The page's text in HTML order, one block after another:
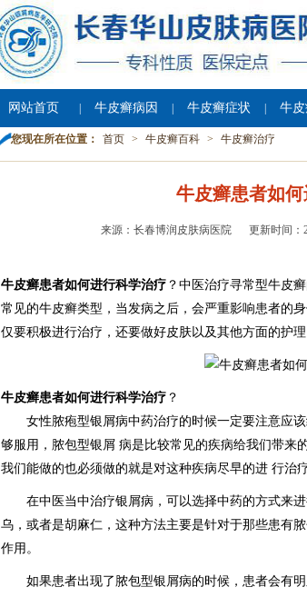
网站首页 牛皮癣病因 牛皮癣症状 牛
您现在所在位置： 首页 > 牛皮癣百科 > 牛皮癣治疗
牛皮癣患者如
来源：长春博润皮肤病医院 更新时间：
牛皮癣患者如何进行科学治疗 ？中医治疗寻常型牛皮
常见的牛皮癣类型，当发病之后，会严重影响患者的
仅要积极进行治疗，还要做好皮肤以及其他方面的护
牛皮癣患者如何进行科学治疗 ？
女性脓疱型银屑病中药治疗的时候一定要注意应该
够服用，脓包型银屑 病是比较常见的疾病给我们带来
我们能做的也必须做的就是对这种疾病尽早的进 行治疗
在中医当中治疗银屑病，可以选择中药的方式来进
乌，或者是胡麻仁，这种方法主要是针对于那些患有
作用。
如果患者出现了脓包型银屑病的时候，患者会有明